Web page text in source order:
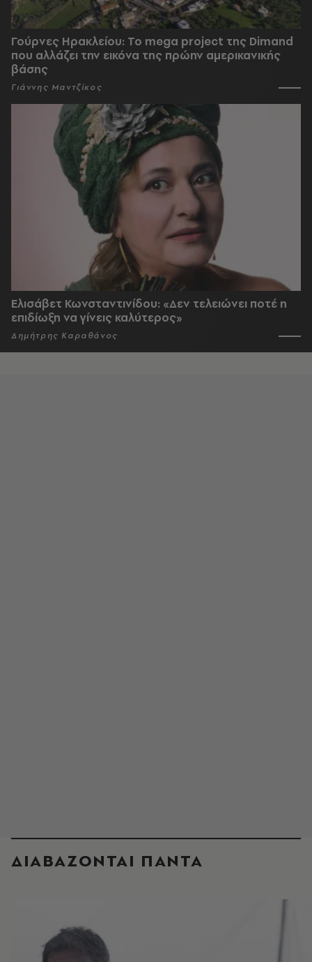
Γούρνες Ηρακλείου: To mega project της Dimand
που αλλάζει την εικόνα της πρώην αμερικανικής
βάσης
Γιάννης Μαντζίκος
Ελισάβετ Κωνσταντινίδου: «Δεν τελειώνει ποτέ η
επιδίωξη να γίνεις καλύτερος»
Δημήτρης Καραθάνος
ΔΙΑΒΑΖΟΝΤΑΙ ΠΑΝΤΑ